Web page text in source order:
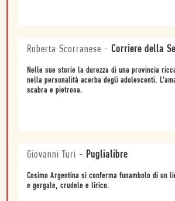
Roberta Scorranese - Corriere della
Nelle sue storie la durezza di una provincia
nella personalità acerba degli adolescenti.
scabra e pietrosa.
Giovanni Turi - Puglialibre
Cosimo Argentina si conferma funambolo di un
e gergale, crudele e lirico.